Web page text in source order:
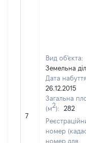
7
Вид об'єкта:
Земельна
Дата
26.12.2015
Загальна
(м2):
282
номер
номер для